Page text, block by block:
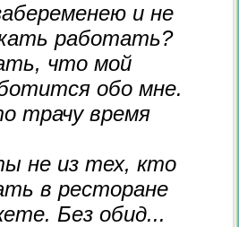
и не
работать?
что мой
обо мне.
трачу время
не из тех, кто
в ресторане
Без обид...